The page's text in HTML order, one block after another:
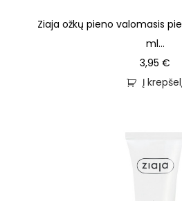
Ziaja ožkų pieno valomasis
ml...
3,95 €
Į